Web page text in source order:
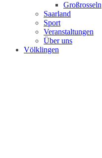
Großrosseln
Saarland
Sport
Veranstaltungen
Über uns
Völklingen